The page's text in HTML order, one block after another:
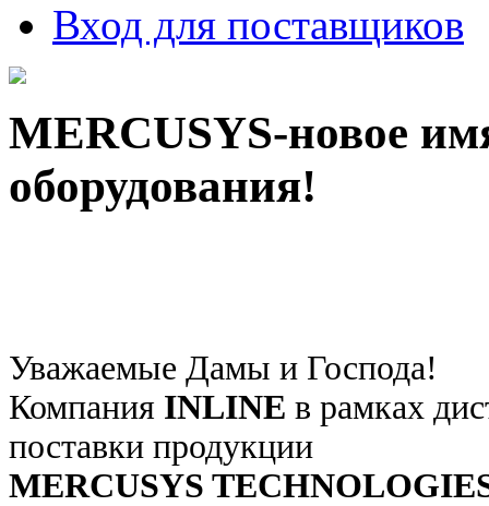
Вход для поставщиков
MERCUSYS-новое
оборудования!
Уважаемые Дамы и Господа!
Компания INLINE в рамках
поставки продукции
MERCUSYS